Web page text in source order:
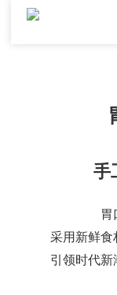
手
胃
采用新鲜食
引领时代